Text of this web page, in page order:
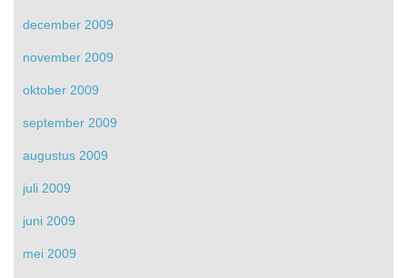
december 2009
november 2009
oktober 2009
september 2009
augustus 2009
juli 2009
juni 2009
mei 2009